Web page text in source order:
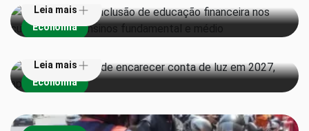
Economia
Leia mais
Economia
Super El Niño pode encarecer conta de luz em 2027,
aponta estudo
Leia mais